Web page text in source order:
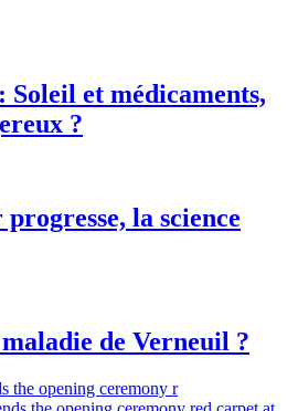
Soleil et médicaments,
?
la science
de Verneuil ?
the opening ceremony r